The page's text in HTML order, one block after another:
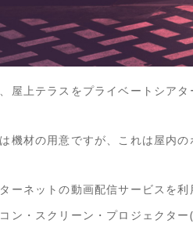
屋上テラスをプライベートシア
機材の用意ですが、これは屋内
ーネットの動画配信サービスを
ン・スクリーン・プロジェクタ